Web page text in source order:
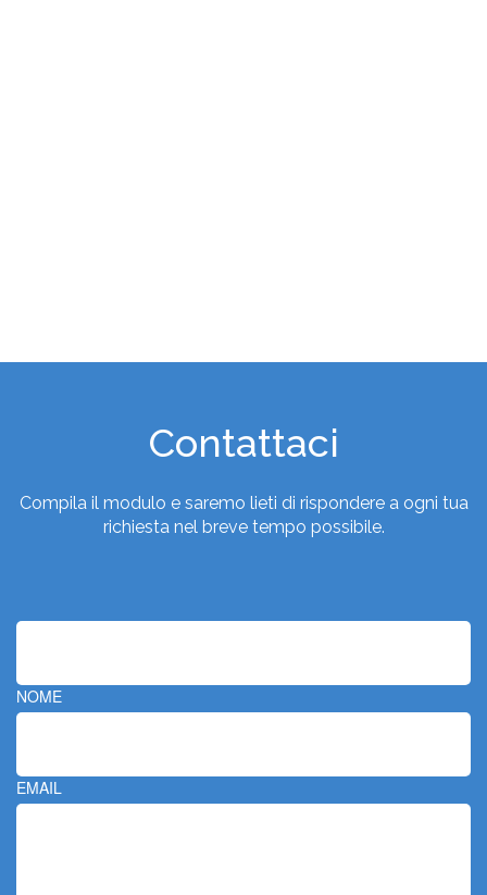
Contattaci
Compila il modulo e saremo lieti di rispondere a ogni tua
richiesta nel breve tempo possibile.
NOME
EMAIL